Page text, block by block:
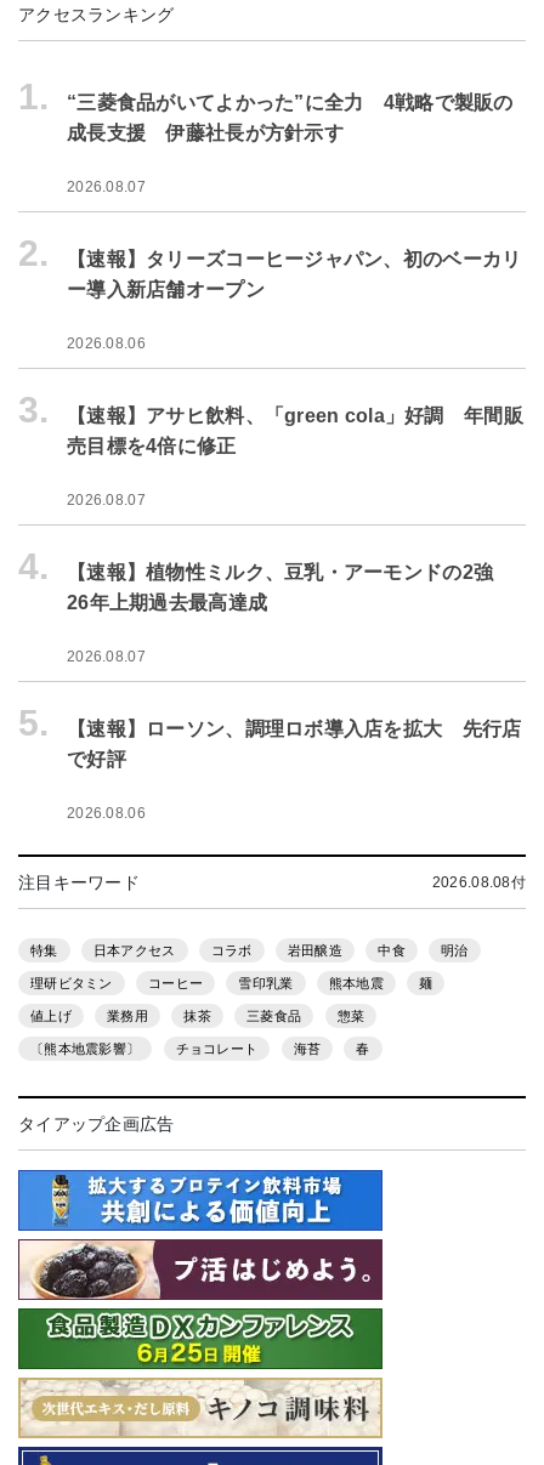
アクセスランキング
1.
“三菱食品がいてよかった”に全力 4戦略で製販の
成長支援 伊藤社長が方針示す
2026.08.07
2.
【速報】タリーズコーヒージャパン、初のベーカリ
ー導入新店舗オープン
2026.08.06
3.
【速報】アサヒ飲料、「green cola」好調 年間販
売目標を4倍に修正
2026.08.07
4.
【速報】植物性ミルク、豆乳・アーモンドの2強
26年上期過去最高達成
2026.08.07
5.
【速報】ローソン、調理ロボ導入店を拡大 先行店
で好評
2026.08.06
注目キーワード 2026.08.08付
特集 日本アクセス コラボ 岩田醸造 中食 明治
理研ビタミン コーヒー 雪印乳業 熊本地震 麺
値上げ 業務用 抹茶 三菱食品 惣菜
〔熊本地震影響〕 チョコレート 海苔 春
タイアップ企画広告